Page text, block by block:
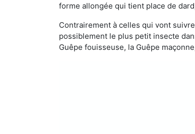
forme allongée qui tient place de
Contrairement à celles qui vont
possiblement le plus petit insecte
Guêpe fouisseuse, la Guêpe